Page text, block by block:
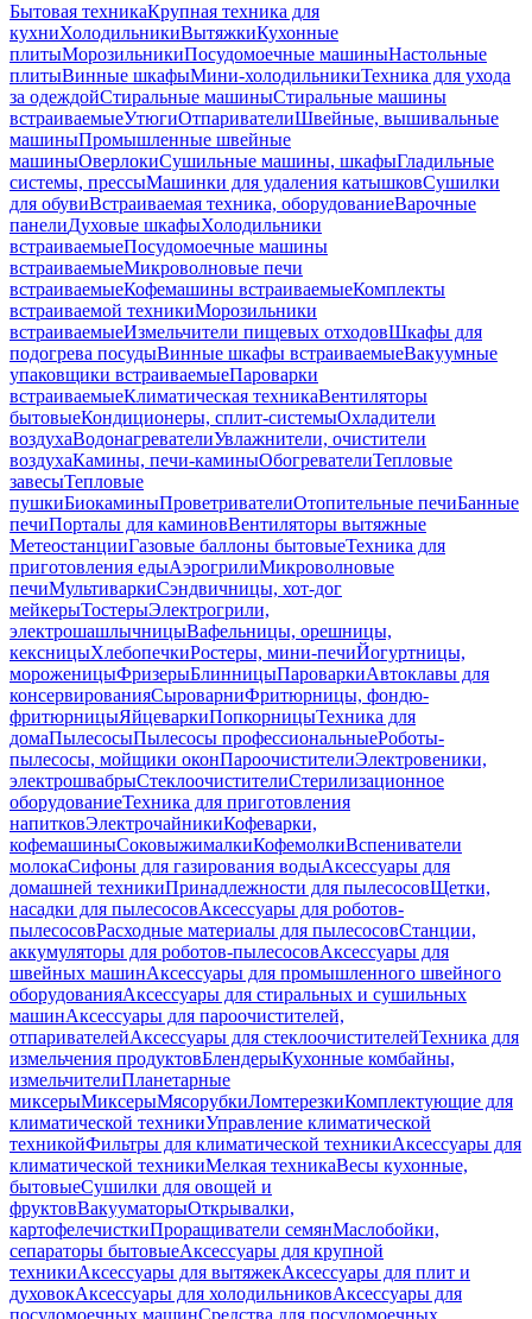
Бытовая техникаКрупная техника для
кухниХолодильникиВытяжкиКухонные
плитыМорозильникиПосудомоечные машиныНастольные
плитыВинные шкафыМини-холодильникиТехника для ухода
за одеждойСтиральные машиныСтиральные машины
встраиваемыеУтюгиОтпаривателиШвейные, вышивальные
машиныПромышленные швейные
машиныОверлокиСушильные машины, шкафыГладильные
системы, прессыМашинки для удаления катышковСушилки
для обувиВстраиваемая техника, оборудованиеВарочные
панелиДуховые шкафыХолодильники
встраиваемыеПосудомоечные машины
встраиваемыеМикроволновые печи
встраиваемыеКофемашины встраиваемыеКомплекты
встраиваемой техникиМорозильники
встраиваемыеИзмельчители пищевых отходовШкафы для
подогрева посудыВинные шкафы встраиваемыеВакуумные
упаковщики встраиваемыеПароварки
встраиваемыеКлиматическая техникаВентиляторы
бытовыеКондиционеры, сплит-системыОхладители
воздухаВодонагревателиУвлажнители, очистители
воздухаКамины, печи-каминыОбогревателиТепловые
завесыТепловые
пушкиБиокаминыПроветривателиОтопительные печиБанные
печиПорталы для каминовВентиляторы вытяжные
МетеостанцииГазовые баллоны бытовыеТехника для
приготовления едыАэрогрилиМикроволновые
печиМультиваркиСэндвичницы, хот-дог
мейкерыТостерыЭлектрогрили,
электрошашлычницыВафельницы, орешницы,
кексницыХлебопечкиРостеры, мини-печиЙогуртницы,
мороженицыФризерыБлинницыПароваркиАвтоклавы для
консервированияСыроварниФритюрницы, фондю-
фритюрницыЯйцеваркиПопкорницыТехника для
домаПылесосыПылесосы профессиональныеРоботы-
пылесосы, мойщики оконПароочистителиЭлектровеники,
электрошвабрыСтеклоочистителиСтерилизационное
оборудованиеТехника для приготовления
напитковЭлектрочайникиКофеварки,
кофемашиныСоковыжималкиКофемолкиВспениватели
молокаСифоны для газирования водыАксессуары для
домашней техникиПринадлежности для пылесосовЩетки,
насадки для пылесосовАксессуары для роботов-
пылесосовРасходные материалы для пылесосовСтанции,
аккумуляторы для роботов-пылесосовАксессуары для
швейных машинАксессуары для промышленного швейного
оборудованияАксессуары для стиральных и сушильных
машинАксессуары для пароочистителей,
отпаривателейАксессуары для стеклоочистителейТехника для
измельчения продуктовБлендерыКухонные комбайны,
измельчителиПланетарные
миксерыМиксерыМясорубкиЛомтерезкиКомплектующие для
климатической техникиУправление климатической
техникойФильтры для климатической техникиАксессуары для
климатической техникиМелкая техникаВесы кухонные,
бытовыеСушилки для овощей и
фруктовВакууматорыОткрывалки,
картофелечисткиПроращиватели семянМаслобойки,
сепараторы бытовыеАксессуары для крупной
техникиАксессуары для вытяжекАксессуары для плит и
духовокАксессуары для холодильниковАксессуары для
посудомоечных машинСредства для посудомоечных